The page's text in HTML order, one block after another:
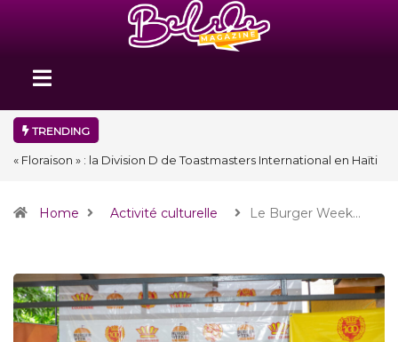
TRENDING
« Floraison » : la Division D de Toastmasters International en Haïti
Home Activité culturelle Le Burger Week…